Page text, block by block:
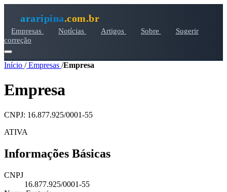
araripina.com.br
Empresas Notícias Artigos Sobre
Sugerir
correção
Início /Empresas /Empresa
Empresa
CNPJ: 16.877.925/0001-55
ATIVA
Informações Básicas
CNPJ
16.877.925/0001-55